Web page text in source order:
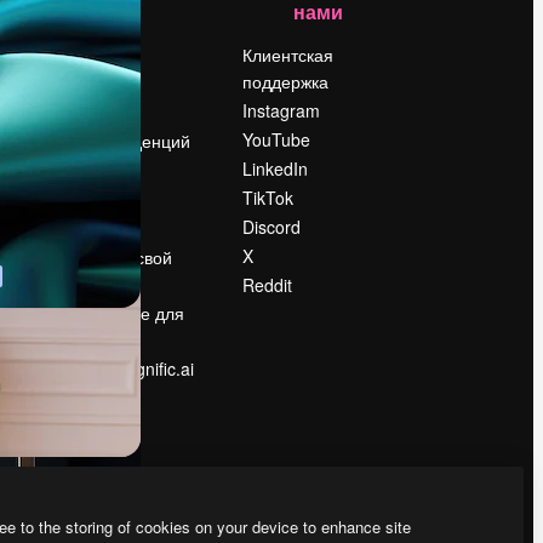
Цены
О нас
Reviews
Вакансии
Поиск тенденций
Блог
События
Slidesgo
Продайте свой
контент
Помещение для
прессы
Ищете magnific.ai
нами
Клиентская
поддержка
Instagram
YouTube
LinkedIn
TikTok
Discord
X
Reddit
to the storing of cookies on your device to enhance site